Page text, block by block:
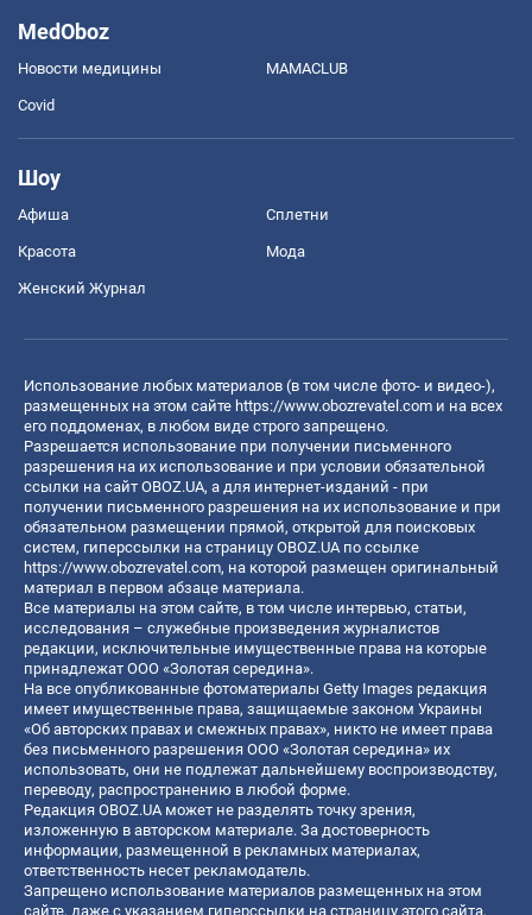
MedOboz
Новости медицины MAMACLUB
Covid
Шоу
Афиша Сплетни
Красота Мода
Женский Журнал
Использование любых материалов (в том числе фото- и видео-),
размещенных на этом сайте https://www.obozrevatel.com и на всех
его поддоменах, в любом виде строго запрещено.
Разрешается использование при получении письменного
разрешения на их использование и при условии обязательной
ссылки на сайт OBOZ.UA, а для интернет-изданий - при
получении письменного разрешения на их использование и при
обязательном размещении прямой, открытой для поисковых
систем, гиперссылки на страницу OBOZ.UA по ссылке
https://www.obozrevatel.com, на которой размещен оригинальный
материал в первом абзаце материала.
Все материалы на этом сайте, в том числе интервью, статьи,
исследования – служебные произведения журналистов
редакции, исключительные имущественные права на которые
принадлежат ООО «Золотая середина».
На все опубликованные фотоматериалы Getty Images редакция
имеет имущественные права, защищаемые законом Украины
«Об авторских правах и смежных правах», никто не имеет права
без письменного разрешения ООО «Золотая середина» их
использовать, они не подлежат дальнейшему воспроизводству,
переводу, распространению в любой форме.
Редакция OBOZ.UA может не разделять точку зрения,
изложенную в авторском материале. За достоверность
информации, размещенной в рекламных материалах,
ответственность несет рекламодатель.
Запрещено использование материалов размещенных на этом
сайте, даже с указанием гиперссылки на страницу этого сайта,